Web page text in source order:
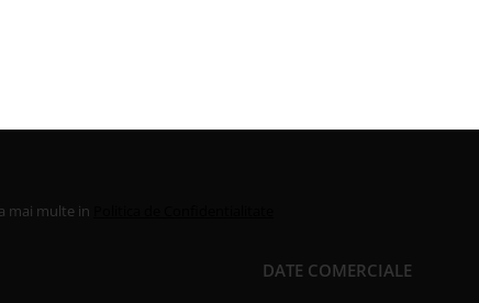
mai multe in
DATE COMERCIALE